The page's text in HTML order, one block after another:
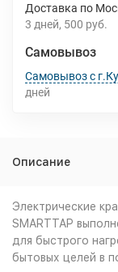
Доставка по
3 дней 500 руб.
Самовывоз
Самовывоз с
дней
Описание
Электрические
SMARTTAP
для быстрого
бытовых целей в